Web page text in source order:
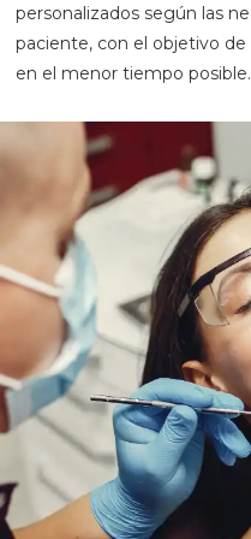
personalizados según las
paciente, con el objetivo
en el menor tiempo posible.